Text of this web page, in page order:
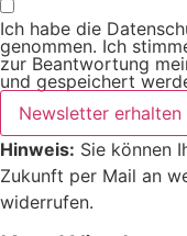
Ich habe die
genommen. Ich
zur Beantwortung
und gespeichert
Newsletter erhalten
Hinweis: Sie können
Zukunft per Mail an
widerrufen.